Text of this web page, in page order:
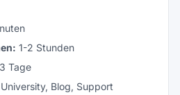
1-2 Stunden
Tage
Blog, Support